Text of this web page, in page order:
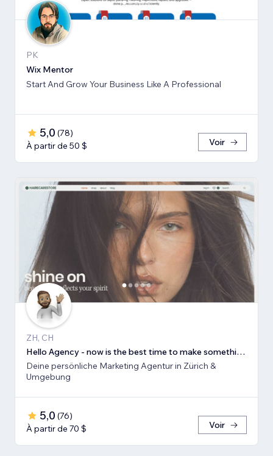
PK
Wix Mentor
Start And Grow Your Business Like A Professional
5,0 (78)
À partir de 50 $
Voir
ZH, CH
Hello Agency - now is the best time to make something new!
Deine persönliche Marketing Agentur in Zürich &
Umgebung
5,0 (76)
À partir de 70 $
Voir